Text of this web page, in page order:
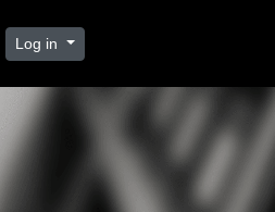
Log in